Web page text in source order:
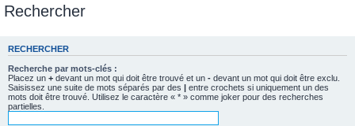
Rechercher
RECHERCHER
Recherche par mots-clés :
Placez un + devant un mot qui doit être trouvé et un - devant un mot qui doit être exclu.
Saisissez une suite de mots séparés par des | entre crochets si uniquement un des
mots doit être trouvé. Utilisez le caractère « * » comme joker pour des recherches
partielles.